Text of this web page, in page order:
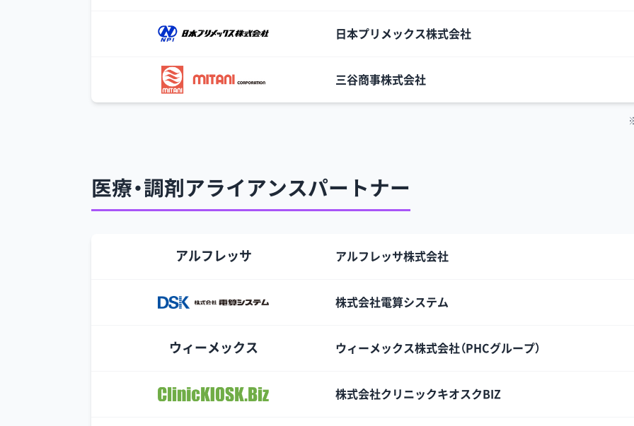
日本プリメックス株式会社
三谷商事株式会社
医療・調剤アライアンスパートナー
アルフレッサ アルフレッサ株式会社
株式会社電算システム
ウィーメックス ウィーメックス株式会社（PHCグループ）
株式会社クリニックキオスクBIZ